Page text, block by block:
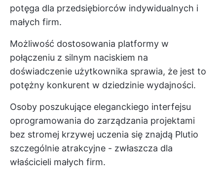
potęga dla przedsiębiorców indywidualnych i
małych firm.
Możliwość dostosowania platformy w
połączeniu z silnym naciskiem na
doświadczenie użytkownika sprawia, że jest to
potężny konkurent w dziedzinie wydajności.
Osoby poszukujące eleganckiego interfejsu
oprogramowania do zarządzania projektami
bez stromej krzywej uczenia się znajdą Plutio
szczególnie atrakcyjne - zwłaszcza dla
właścicieli małych firm.